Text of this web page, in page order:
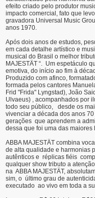
efeito criado pelo produtor
impacto comercial, fato que
gravadora Universal Music
anos 1970.
Após dois anos de estudos,
em cada detalhe artístico e
musical do Brasil o melhor
MAJESTÄT “. Um espetáculo
emotiva, do início ao fim à
Produzido com afinco,
formada pelos cantores
Frid "Frida" Lyngstad), João
Ulvaeus) , acompanhados por
todo seu público, desde os
vivenciar a década dos anos
gerações que aprendem a
dessa que foi uma das
ABBA MAJESTÄT combina
de alta qualidade e harmonias
autênticos e réplicas fiéis
qualquer show tributo a
na ABBA MAJESTÄT,
sim, o último grau de
executado ao vivo em toda a